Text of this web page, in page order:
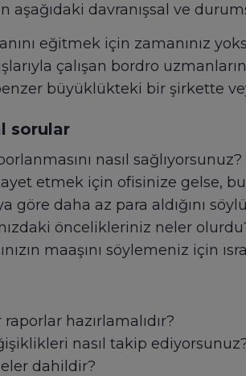
davranışsal ve
eğitmek için zamanınız
çalışan bordro
büyüklükteki bir şirkette
sorular
nasıl sağlıyorsunuz?
etmek için ofisinize gelse,
göre daha az para aldığını
öncelikleriniz neler
maaşını söylemeniz için
hazırlamalıdır?
nasıl takip
dahildir?